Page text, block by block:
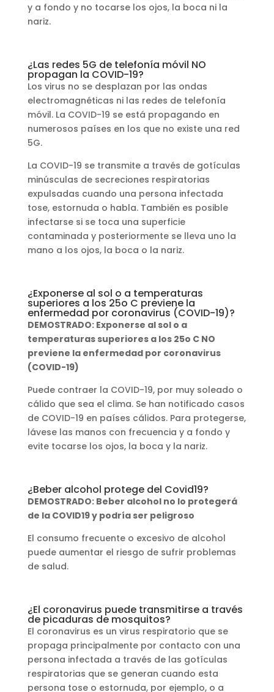
y a fondo y no tocarse los ojos, la boca ni la
nariz.
¿Las redes 5G de telefonía móvil NO
propagan la COVID-19?
Los virus no se desplazan por las ondas
electromagnéticas ni las redes de telefonía
móvil. La COVID-19 se está propagando en
numerosos países en los que no existe una red
5G.
La COVID-19 se transmite a través de gotículas
minúsculas de secreciones respiratorias
expulsadas cuando una persona infectada
tose, estornuda o habla. También es posible
infectarse si se toca una superficie
contaminada y posteriormente se lleva uno la
mano a los ojos, la boca o la nariz.
¿Exponerse al sol o a temperaturas
superiores a los 25o C previene la
enfermedad por coronavirus (COVID-19)?
DEMOSTRADO: Exponerse al sol o a
temperaturas superiores a los 25o C NO
previene la enfermedad por coronavirus
(COVID-19)
Puede contraer la COVID-19, por muy soleado o
cálido que sea el clima. Se han notificado casos
de COVID-19 en países cálidos. Para protegerse,
lávese las manos con frecuencia y a fondo y
evite tocarse los ojos, la boca y la nariz.
¿Beber alcohol protege del Covid19?
DEMOSTRADO: Beber alcohol no lo protegerá
de la COVID19 y podría ser peligroso
El consumo frecuente o excesivo de alcohol
puede aumentar el riesgo de sufrir problemas
de salud.
¿El coronavirus puede transmitirse a través
de picaduras de mosquitos?
El coronavirus es un virus respiratorio que se
propaga principalmente por contacto con una
persona infectada a través de las gotículas
respiratorias que se generan cuando esta
persona tose o estornuda, por ejemplo, o a